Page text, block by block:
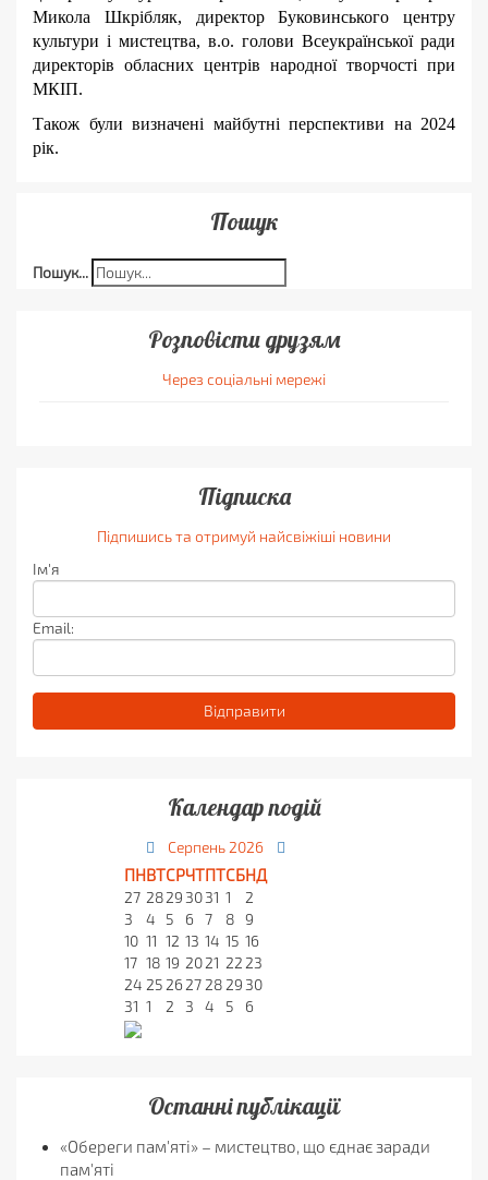
Микола Шкрібляк, директор Буковинського центру
культури і мистецтва, в.о. голови Всеукраїнської ради
директорів обласних центрів народної творчості при
МКІП.
Також були визначені майбутні перспективи на 2024
рік.
Пошук
Пошук...
Розповісти друзям
Через соціальні мережі
Підписка
Підпишись та отримуй найсвіжіші новини
Ім'я
Email:
Календар подій
Серпень 2026
ПНВТСРЧТПТСБНД
27 2829 3031 1
2
3
4 5 6 7 8 9
10 11 12 13 14 15 16
17 18 19 2021 22 23
24 25 2627 28 29 30
31 1 2 3 4 5 6
Останні публікації
«Обереги пам'яті» – мистецтво, що єднає заради
пам'яті